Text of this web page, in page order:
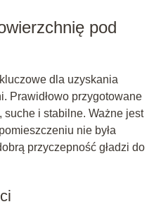
pod
dla uzyskania
Prawidłowo przygotowane
suche i stabilne. Ważne jest
nie była
przyczepność gładzi do